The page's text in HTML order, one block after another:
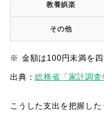
教養娯楽
その他
※ 金額は100円未満を四
出典：総務省「家計調査
こうした支出を把握し